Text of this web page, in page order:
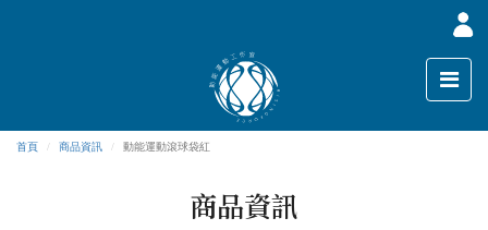
首頁 商品資訊 動能運動滾球袋紅
商品資訊